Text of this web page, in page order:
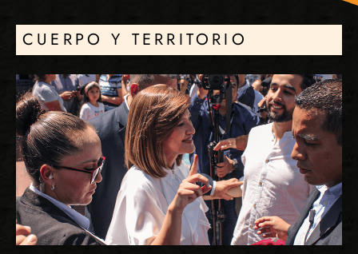
CUERPO Y TERRITORIO